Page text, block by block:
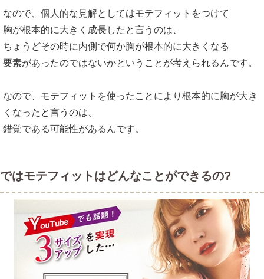
なので、個人的な見解としてはモテフィットをつけて
胸が根本的に大きく成長したと言うのは、
ちょうどその時に内側で何か胸が根本的に大きくなる
要素があったのではないかということが考えられるんです。
なので、モテフィットを使ったことにより根本的に胸が大き
くなったと言うのは、
錯覚である可能性があるんです。
ではモテフィットはどんなことができるの?